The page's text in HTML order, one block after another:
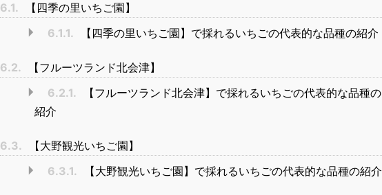
6.1.
【四季の里いちご園】
6.1.1.
【四季の里いちご園】で採れるいちごの代表的な品種の紹介
6.2.
【フルーツランド北会津】
6.2.1.
【フルーツランド北会津】で採れるいちごの代表的な品種の
紹介
6.3.
【大野観光いちご園】
6.3.1.
【大野観光いちご園】で採れるいちごの代表的な品種の紹介